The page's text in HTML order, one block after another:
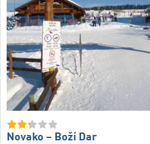
Novako – Boží Dar